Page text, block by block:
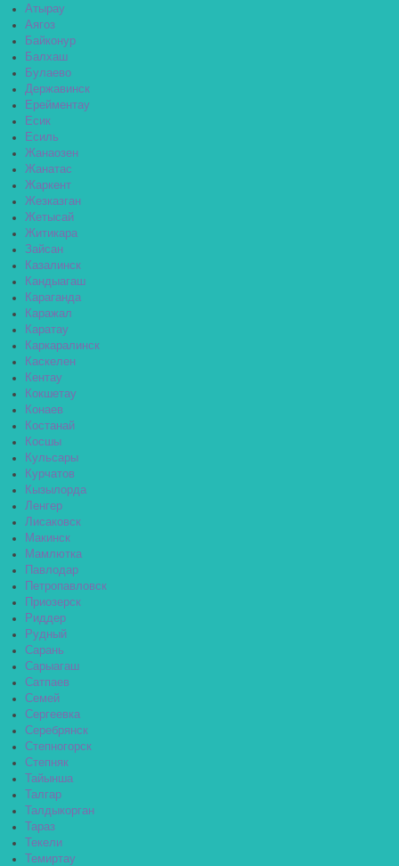
Атырау
Аягоз
Байконур
Балхаш
Булаево
Державинск
Ерейментау
Есик
Есиль
Жанаозен
Жанатас
Жаркент
Жезказган
Жетысай
Житикара
Зайсан
Казалинск
Кандыагаш
Караганда
Каражал
Каратау
Каркаралинск
Каскелен
Кентау
Кокшетау
Конаев
Костанай
Косшы
Кульсары
Курчатов
Кызылорда
Ленгер
Лисаковск
Макинск
Мамлютка
Павлодар
Петропавловск
Приозерск
Риддер
Рудный
Сарань
Сарыагаш
Сатпаев
Семей
Сергеевка
Серебрянск
Степногорск
Степняк
Тайынша
Талгар
Талдыкорган
Тараз
Текели
Темиртау